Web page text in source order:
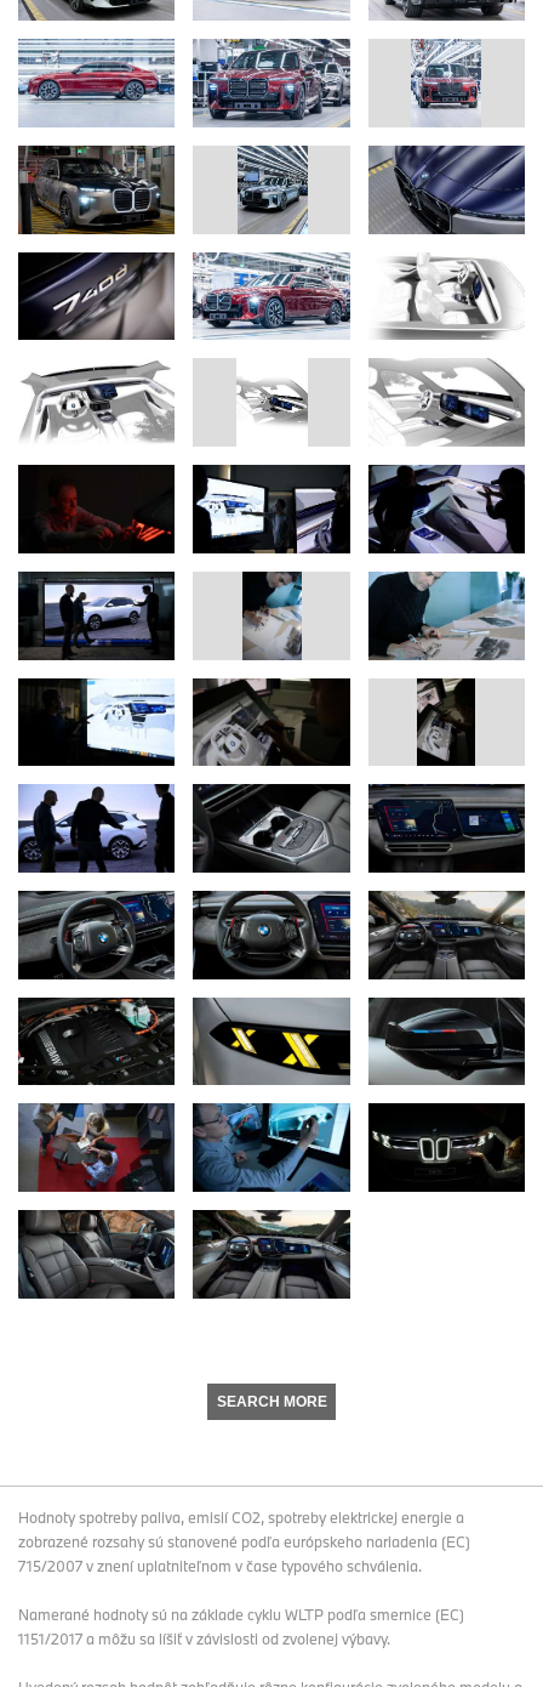
SEARCH MORE
Hodnoty spotreby paliva, emisií CO2, spotreby elektrickej energie a
zobrazené rozsahy sú stanovené podľa európskeho nariadenia (EC)
715/2007 v znení uplatniteľnom v čase typového schválenia.
Namerané hodnoty sú na základe cyklu WLTP podľa smernice (EC)
1151/2017 a môžu sa líšiť v závislosti od zvolenej výbavy.